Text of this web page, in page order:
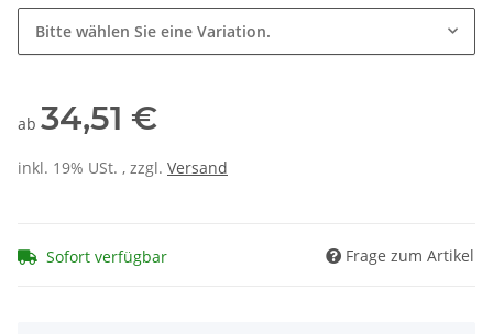
Bitte wählen Sie eine Variation.
ab 34,51 €
inkl. 19% USt. , zzgl. Versand
Sofort verfügbar Frage zum Artikel